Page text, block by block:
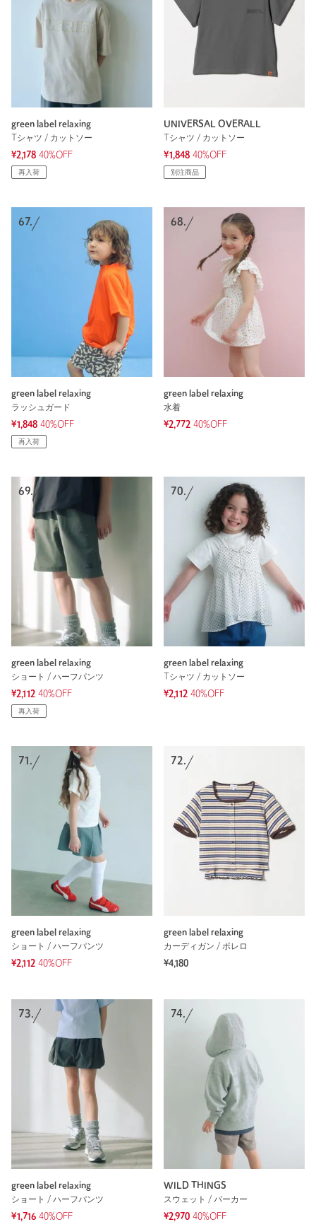
green label relaxing
Tシャツ / カットソー
¥2,178 40%OFF
再入荷
UNIVERSAL OVERALL
Tシャツ / カットソー
¥1,848 40%OFF
別注商品
67.
green label relaxing
ラッシュガード
¥1,848 40%OFF
再入荷
68.
green label relaxing
水着
¥2,772 40%OFF
69.
green label relaxing
ショート / ハーフパンツ
¥2,112 40%OFF
再入荷
70.
green label relaxing
Tシャツ / カットソー
¥2,112 40%OFF
71.
green label relaxing
ショート / ハーフパンツ
¥2,112 40%OFF
72.
green label relaxing
カーディガン / ボレロ
¥4,180
73.
green label relaxing
ショート / ハーフパンツ
¥1,716 40%OFF
74.
WILD THINGS
スウェット / パーカー
¥2,970 40%OFF